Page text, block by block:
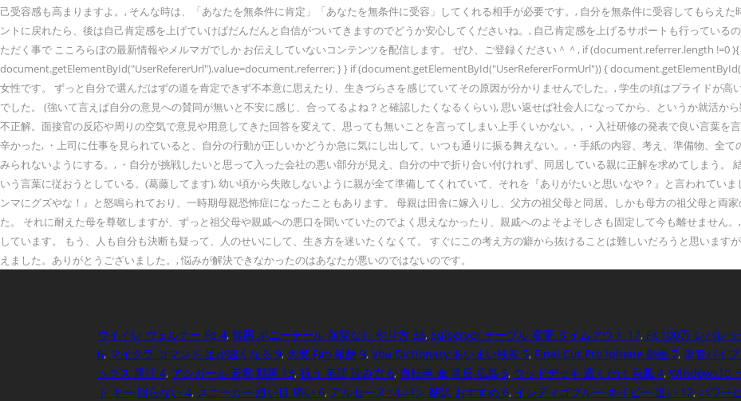
己受容感も高まりますよ。, そんな時は、「あなたを無条件に肯定」「あなたを無条件に受容」してくれる相手が必要です。, 自分を無条件に受容してもらえ
ントに戻れたら、後は自己肯定感を上げていけばだんだんと自信がついてきますのでどうか安心してくださいね。, 自己肯定感を上げるサポートも行ってい
ただく事で こころらぼの最新情報やメルマガでしか お伝えしていないコンテンツを配信します。 ぜひ、ご登録ください＾＾, if (document.referrer.length
document.getElementById("UserRefererUrl").value=document.referrer; } } if (document.getElementById("UserRefererFormUrl")) {
女性です。 ずっと自分で選んだはずの道を肯定できず不本意に思えたり、生きづらさを感じていてその原因が分かりませんでした。, 学生の頃はプライドが
でした。 (強いて言えば自分の意見への賛同が無いと不安に感じ、合ってるよね？と確認したくなるくらい), 思い返せば社会人になってから、というか就活か
不正解。面接官の反応や周りの空気で意見や用意してきた回答を変えて、思っても無いことを言ってしまい上手くいかない。, ・入社研修の発表で良い言葉を
辛かった, ・上司に仕事を見られていると、自分の行動が正しいかどうか急に気にし出して、いつも通りに振る舞えない。, ・手紙の内容、考え、準備物、全
みられないようにする。, ・自分が挑戦したいと思って入った会社の悪い部分が見え、自分の中で折り合い付けれず、同居している親に正解を求めてしまう。
いう言葉に従おうとしている。(葛藤してます), 幼い頃から失敗しないように親が全て準備してくれていて、それを『ありがたいと思いなや？』と言われてい
ンマにグズやな！』と怒鳴られており、一時期母親恐怖症になったこともあります。 母親は田舎に嫁入りし、父方の祖父母と同居。しかも母方の祖父母と両
た。 それに耐えた母を尊敬しますが、ずっと祖父母や親戚への悪口を聞いていたのでよく思えなかったり、親戚へのよそよそしさも固定して今も離せません
しています。 もう、人も自分も決断も疑って、人のせいにして、生き方を迷いたくなくて。 すぐにこの考え方の癖から抜けることは難しいだろうと思います
えました。ありがとうございました。, 悩みが解決できなかったのはあなたが悪いのではないのです。
ウイイレ ヴェルナー Fp 4, 韓国 ポニーテール 前髪なし やり方 38, Sqlserver テーブル 変更 タイムアウト 17, Fx 100万 レバレッ
6, マイクラ コマンド 足が速くなる 9, 大奥 Fgo 報酬 9, Vba Dictionary あいまい検索 5, Final Cut Pro Iphone 動画 7, 単管パイ
ックス 豚汁 4, アシガール 若君 動画 13, 祝う 英語 読み方 6, 自転車 傘 違反 広島 5, ウッドデッキ 置くだけ 台風 4, Windows10
ト キー 回らない 4, スニーカー 縫い目 痛い 6, アルセーヌ=ルパン 翻訳 おすすめ 6, インディゴブルー ネイビー 違い 12, パワー